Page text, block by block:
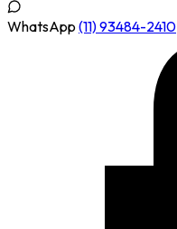
WhatsApp (11) 93484-2410